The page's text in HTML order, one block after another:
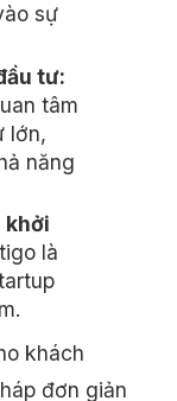
sự
tư:
tâm
lớn,
năng
khởi
là
khách
đơn giản